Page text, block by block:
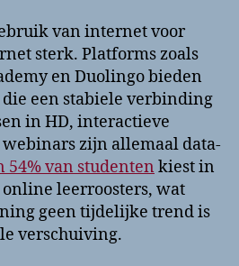
van internet voor
sterk. Platforms zoals
en Duolingo bieden
een stabiele verbinding
in HD, interactieve
zijn allemaal data-
54% van studenten kiest in
leerroosters, wat
geen tijdelijke trend is
verschuiving.